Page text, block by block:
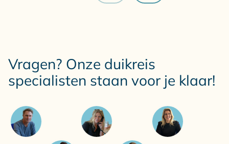
Vragen? Onze duikreis
specialisten staan voor je klaar!